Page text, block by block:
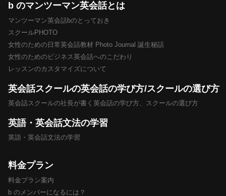
b のマンツーマン英会話とは
マンツーマン英会話bのとっておき
スクールPHOTO
女性のための日常英会話教材 Photo Journal 誕生秘話
女性のためのビジネス英会話へのこだわり
レッスンのカスタマイズについて
英会話スクールの英会話の学び方/スクールの選び方
英会話スクールの社長が書く英会話の学び方、スクールの選び方
英語・英会話文法の学習
英語・英会話文法の学習
料金プラン
料金プラン案内
b のメンバーになるには？